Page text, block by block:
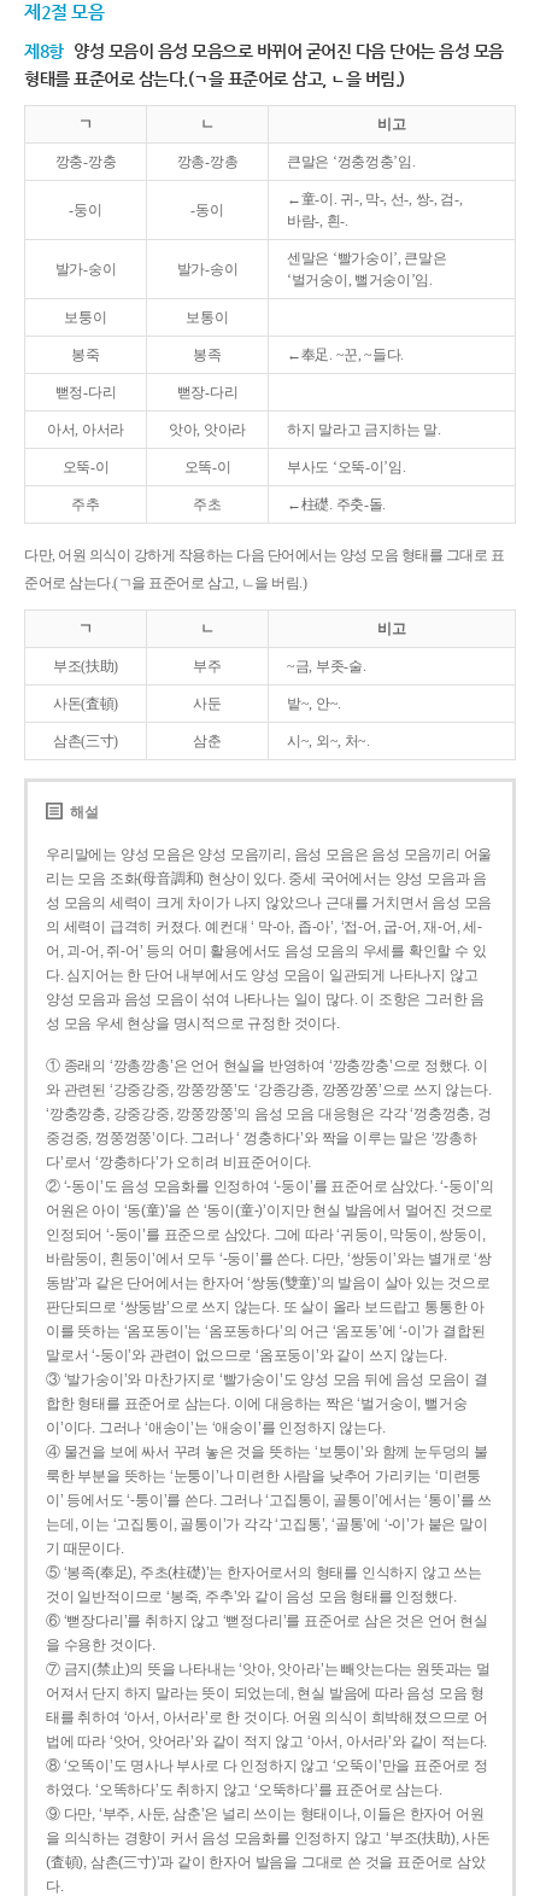
제2절 모음
제8항 양성 모음이 음성 모음으로 바뀌어 굳어진 다음 단어는 음성 모음
형태를 표준어로 삼는다.(ㄱ을 표준어로 삼고, ㄴ을 버림.)
ㄱ ㄴ 비고
깡충-깡충 깡총-깡총 큰말은 ‘껑충껑충’임.
-둥이 -동이
←童-이. 귀-, 막-, 선-, 쌍-, 검-,
바람-, 흰-.
발가-숭이 발가-송이
센말은 ‘빨가숭이’, 큰말은
‘벌거숭이, 뻘거숭이’임.
보퉁이 보통이
봉죽 봉족 ←奉足. ~꾼, ~들다.
뻗정-다리 뻗장-다리
아서, 아서라 앗아, 앗아라 하지 말라고 금지하는 말.
오뚝-이 오똑-이 부사도 ‘오뚝-이’임.
주추 주초 ←柱礎. 주춧-돌.
다만, 어원 의식이 강하게 작용하는 다음 단어에서는 양성 모음 형태를 그대로 표
준어로 삼는다.(ㄱ을 표준어로 삼고, ㄴ을 버림.)
ㄱ ㄴ 비고
부조(扶助) 부주 ~금, 부좃-술.
사돈(査頓) 사둔 밭~, 안~.
삼촌(三寸) 삼춘 시~, 외~, 처~.
해설
우리말에는 양성 모음은 양성 모음끼리, 음성 모음은 음성 모음끼리 어울
리는 모음 조화(母音調和) 현상이 있다. 중세 국어에서는 양성 모음과 음
성 모음의 세력이 크게 차이가 나지 않았으나 근대를 거치면서 음성 모음
의 세력이 급격히 커졌다. 예컨대 ‘ 막-아, 좁-아’, ‘접-어, 굽-어, 재-어, 세-
어, 괴-어, 쥐-어’ 등의 어미 활용에서도 음성 모음의 우세를 확인할 수 있
다. 심지어는 한 단어 내부에서도 양성 모음이 일관되게 나타나지 않고
양성 모음과 음성 모음이 섞여 나타나는 일이 많다. 이 조항은 그러한 음
성 모음 우세 현상을 명시적으로 규정한 것이다.
① 종래의 ‘깡총깡총’은 언어 현실을 반영하여 ‘깡충깡충’으로 정했다. 이
와 관련된 ‘강중강중, 깡쭝깡쭝’도 ‘강종강종, 깡쫑깡쫑’으로 쓰지 않는다.
‘깡충깡충, 강중강중, 깡쭝깡쭝’의 음성 모음 대응형은 각각 ‘껑충껑충, 겅
중겅중, 껑쭝껑쭝’이다. 그러나 ‘ 껑충하다’와 짝을 이루는 말은 ‘깡총하
다’로서 ‘깡충하다’가 오히려 비표준어이다.
② ‘-동이’도 음성 모음화를 인정하여 ‘-둥이’를 표준어로 삼았다. ‘-둥이’의
어원은 아이 ‘동(童)’을 쓴 ‘동이(童-)’이지만 현실 발음에서 멀어진 것으로
인정되어 ‘-둥이’를 표준으로 삼았다. 그에 따라 ‘귀둥이, 막둥이, 쌍둥이,
바람둥이, 흰둥이’에서 모두 ‘-둥이’를 쓴다. 다만, ‘쌍둥이’와는 별개로 ‘쌍
동밤’과 같은 단어에서는 한자어 ‘쌍동(雙童)’의 발음이 살아 있는 것으로
판단되므로 ‘쌍둥밤’으로 쓰지 않는다. 또 살이 올라 보드랍고 통통한 아
이를 뜻하는 ‘옴포동이’는 ‘옴포동하다’의 어근 ‘옴포동’에 ‘-이’가 결합된
말로서 ‘-둥이’와 관련이 없으므로 ‘옴포둥이’와 같이 쓰지 않는다.
③ ‘발가숭이’와 마찬가지로 ‘빨가숭이’도 양성 모음 뒤에 음성 모음이 결
합한 형태를 표준어로 삼는다. 이에 대응하는 짝은 ‘벌거숭이, 뻘거숭
이’이다. 그러나 ‘애송이’는 ‘애숭이’를 인정하지 않는다.
④ 물건을 보에 싸서 꾸려 놓은 것을 뜻하는 ‘보퉁이’와 함께 눈두덩의 불
룩한 부분을 뜻하는 ‘눈퉁이’나 미련한 사람을 낮추어 가리키는 ‘미련퉁
이’ 등에서도 ‘-퉁이’를 쓴다. 그러나 ‘고집통이, 골통이’에서는 ‘통이’를 쓰
는데, 이는 ‘고집통이, 골통이’가 각각 ‘고집통’, ‘골통’에 ‘-이’가 붙은 말이
기 때문이다.
⑤ ‘봉족(奉足), 주초(柱礎)’는 한자어로서의 형태를 인식하지 않고 쓰는
것이 일반적이므로 ‘봉죽, 주추’와 같이 음성 모음 형태를 인정했다.
⑥ ‘뻗장다리’를 취하지 않고 ‘뻗정다리’를 표준어로 삼은 것은 언어 현실
을 수용한 것이다.
⑦ 금지(禁止)의 뜻을 나타내는 ‘앗아, 앗아라’는 빼앗는다는 원뜻과는 멀
어져서 단지 하지 말라는 뜻이 되었는데, 현실 발음에 따라 음성 모음 형
태를 취하여 ‘아서, 아서라’로 한 것이다. 어원 의식이 희박해졌으므로 어
법에 따라 ‘앗어, 앗어라’와 같이 적지 않고 ‘아서, 아서라’와 같이 적는다.
⑧ ‘오똑이’도 명사나 부사로 다 인정하지 않고 ‘오뚝이’만을 표준어로 정
하였다. ‘오똑하다’도 취하지 않고 ‘오뚝하다’를 표준어로 삼는다.
⑨ 다만, ‘부주, 사둔, 삼춘’은 널리 쓰이는 형태이나, 이들은 한자어 어원
을 의식하는 경향이 커서 음성 모음화를 인정하지 않고 ‘부조(扶助), 사돈
(査頓), 삼촌(三寸)’과 같이 한자어 발음을 그대로 쓴 것을 표준어로 삼았
다.